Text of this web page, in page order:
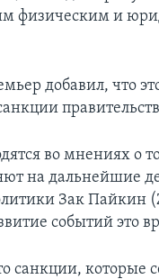
физическим и
добавил, что
во мнениях о
на дальнейшие
Зак Пайкин
событий это
санкции, которые